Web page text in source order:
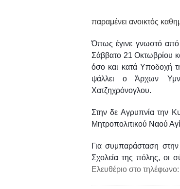
παραμένει ανοικτός
Όπως έγινε γνωστό από
Σάββατο 21 Οκτωβρίου
όσο και κατά Υποδοχή
ψάλλει ο Άρχων
Χατζηχρόνογλου.
Στην δε Αγρυπνία την
Μητροπολιτικού Ναού
Για συμπαράσταση
Σχολεία της πόλης, οι
Ελευθέριο στο